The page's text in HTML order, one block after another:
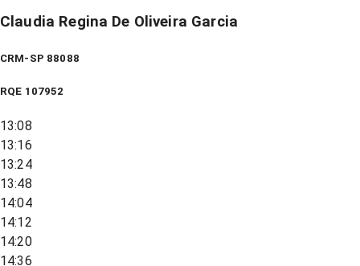
Claudia Regina De Oliveira Garcia
CRM-SP 88088
RQE 107952
13:08
13:16
13:24
13:48
14:04
14:12
14:20
14:36